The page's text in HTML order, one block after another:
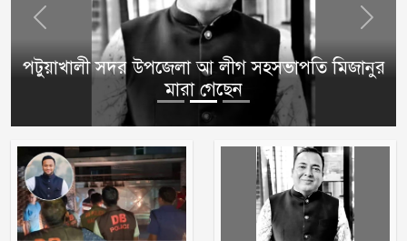
পটুয়াখালী সদর উপজেলা আ লীগ সহসভাপতি মিজানুর
মারা গেছেন
Previous Next